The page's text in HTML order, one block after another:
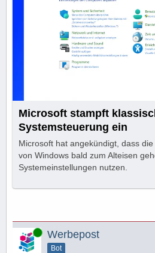
Microsoft stampft
Systemsteuerung ein
Microsoft hat angekündigt, dass
von Windows bald zum Alteisen
Systemeinstellungen nutzen.
Online Werbepost
Bot